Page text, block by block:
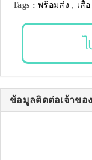
Tags :พร้อมส่ง , เสื้อ
ข้อมูลติดต่อเจ้าข